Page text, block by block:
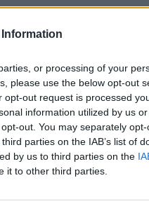
or processing of your
please use the below opt-out
out request is processed
information utilized by us
out. You may separately
parties on the IAB’s list of
by us to third parties on the
it to other third parties.